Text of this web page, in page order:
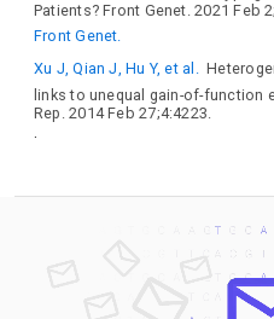
Patients? Front Genet. 2021 Feb
Front Genet.
Xu J, Qian J, Hu Y, et al.
links to unequal gain-of-function
Rep. 2014 Feb 27;4:4223.